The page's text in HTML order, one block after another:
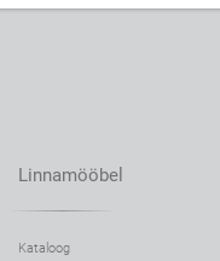
Linnamööbel
Kataloog